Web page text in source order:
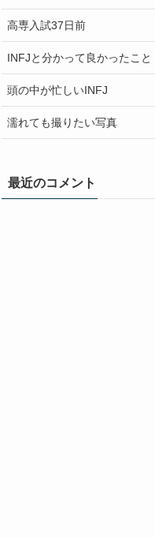
高専入試37日前
INFJと分かって良かったこと
頭の中が忙しいINFJ
濡れても撮りたい写真
最近のコメント